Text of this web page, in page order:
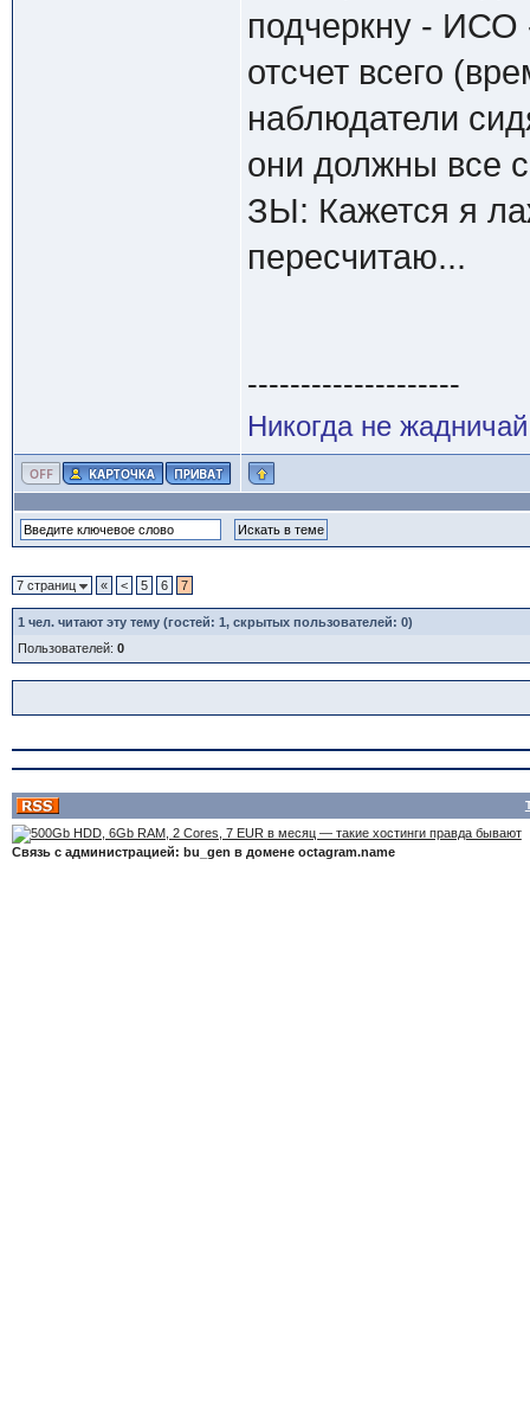
подчеркну - ИСО
отсчет всего
наблюдатели
они должны все
ЗЫ: Кажется я
пересчитаю...
--------------------
Никогда не
7 страниц « < 5 6 7
1 чел. читают эту тему (гостей: 1, скрытых пользователей: 0)
Пользователей: 0
Связь с администрацией: bu_gen в домене octagram.name